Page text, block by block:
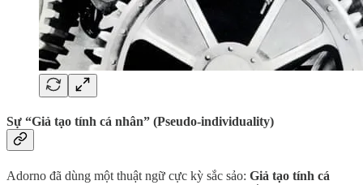
Sự “Giả tạo tính cá nhân” (Pseudo-individuality)
Adorno đã dùng một thuật ngữ cực kỳ sắc sảo: Giả tạo tính cá